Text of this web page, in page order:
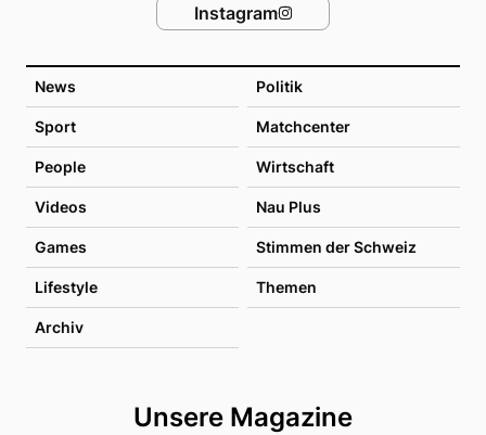
News Politik
Sport Matchcenter
People Wirtschaft
Videos Nau Plus
Games Stimmen der Schweiz
Lifestyle Themen
Archiv
Unsere Magazine
Instagram